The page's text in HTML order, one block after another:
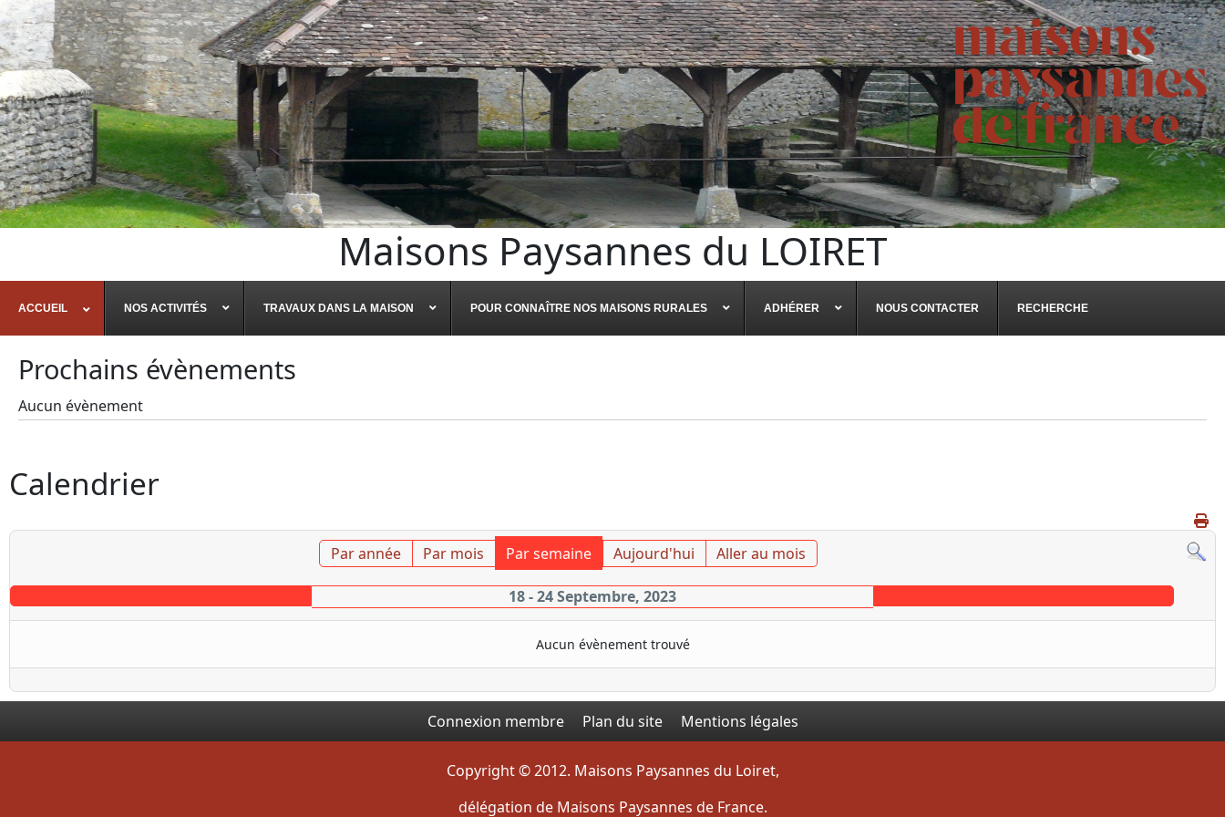
Maisons Paysannes du LOIRET
ACCUEIL NOS ACTIVITÉS TRAVAUX DANS LA MAISON POUR CONNAÎTRE NOS MAISONS RURALES ADHÉRER NOUS CONTACTER RECHERCHE
Prochains évènements
Aucun évènement
Calendrier
Par année Par mois Par semaine Aujourd'hui Aller au mois
18 - 24 Septembre, 2023
Aucun évènement trouvé
Connexion membre Plan du site Mentions légales
Copyright © 2012. Maisons Paysannes du Loiret,
délégation de Maisons Paysannes de France.